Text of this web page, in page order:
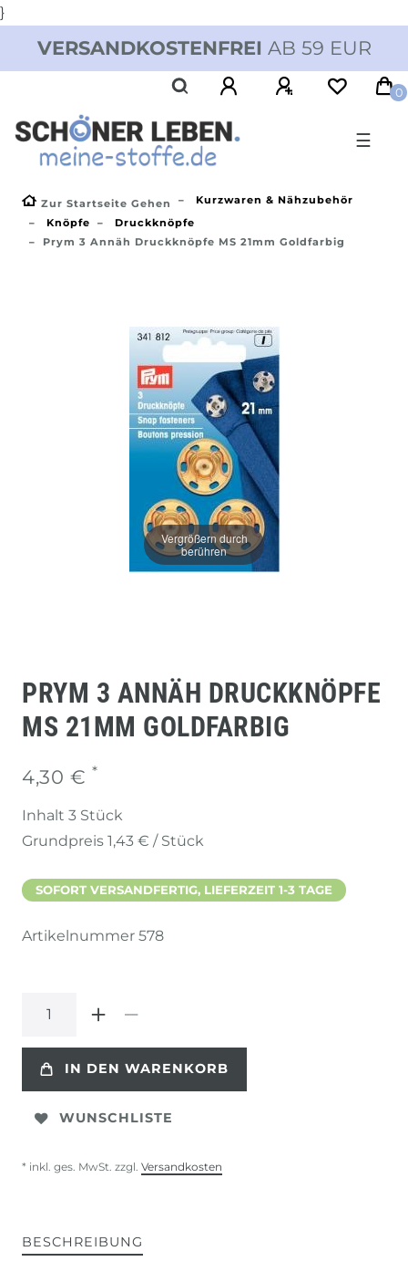
}
VERSANDKOSTENFREI AB 59 EUR
0
☰
Zur Startseite Gehen
Kurzwaren & Nähzubehör
Knöpfe
Druckknöpfe
Prym 3 Annäh Druckknöpfe MS 21mm Goldfarbig
Vergrößern durch
berühren
PRYM 3 ANNÄH DRUCKKNÖPFE
MS 21MM GOLDFARBIG
4,30 € *
Inhalt 3 Stück
Grundpreis 1,43 € / Stück
SOFORT VERSANDFERTIG, LIEFERZEIT 1-3 TAGE
Artikelnummer 578
IN DEN WARENKORB
WUNSCHLISTE
* inkl. ges. MwSt. zzgl. Versandkosten
BESCHREIBUNG